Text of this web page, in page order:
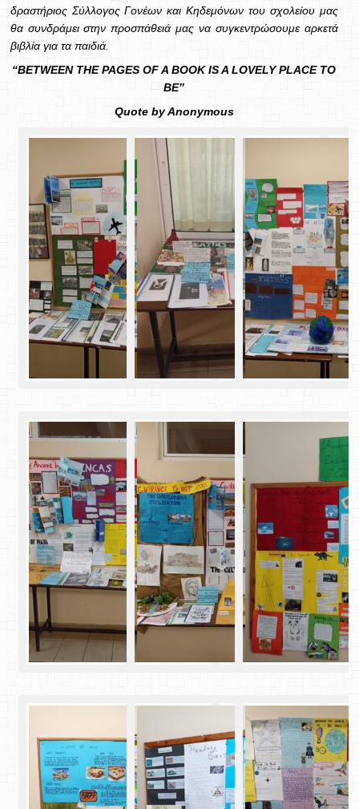
δραστήριος Σύλλογος Γονέων και Κηδεμόνων του σχολείου μας
θα συνδράμει στην προσπάθειά μας να συγκεντρώσουμε αρκετά
βιβλία για τα παιδιά.
“BETWEEN THE PAGES OF A BOOK IS A LOVELY PLACE TO
BE”
Quote by Anonymous